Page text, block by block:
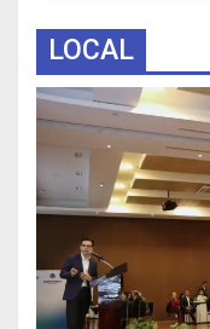
LOCAL